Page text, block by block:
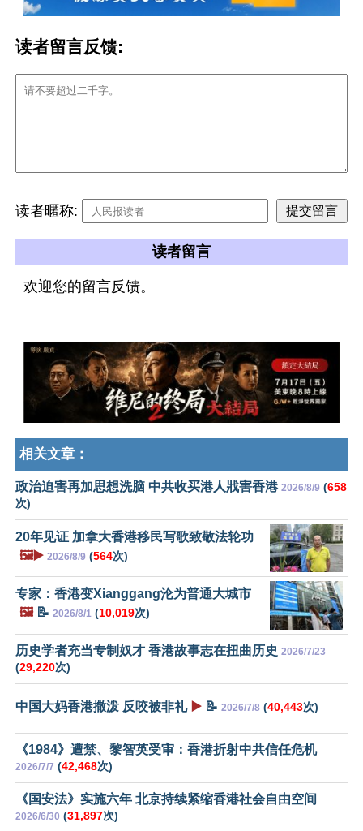
读者留言反馈:
读者暱称:
读者留言
欢迎您的留言反馈。
相关文章：
政治迫害再加思想洗脑 中共收买港人戕害香港 2026/8/9 (658
次)
20年见证 加拿大香港移民写歌致敬法轮功
🖼️▶️ 2026/8/9 (564次)
专家：香港变Xianggang沦为普通大城市
🖼️📝 2026/8/1 (10,019次)
历史学者充当专制奴才 香港故事志在扭曲历史 2026/7/23
(29,220次)
中国大妈香港撒泼 反咬被非礼 ▶️ 📝 2026/7/8 (40,443次)
《1984》遭禁、黎智英受审：香港折射中共信任危机
2026/7/7 (42,468次)
《国安法》实施六年 北京持续紧缩香港社会自由空间
2026/6/30 (31,897次)